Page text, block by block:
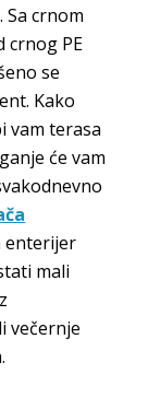
crnom
crnog PE
se
Kako
vam terasa
će vam
enterijer
mali
večernje